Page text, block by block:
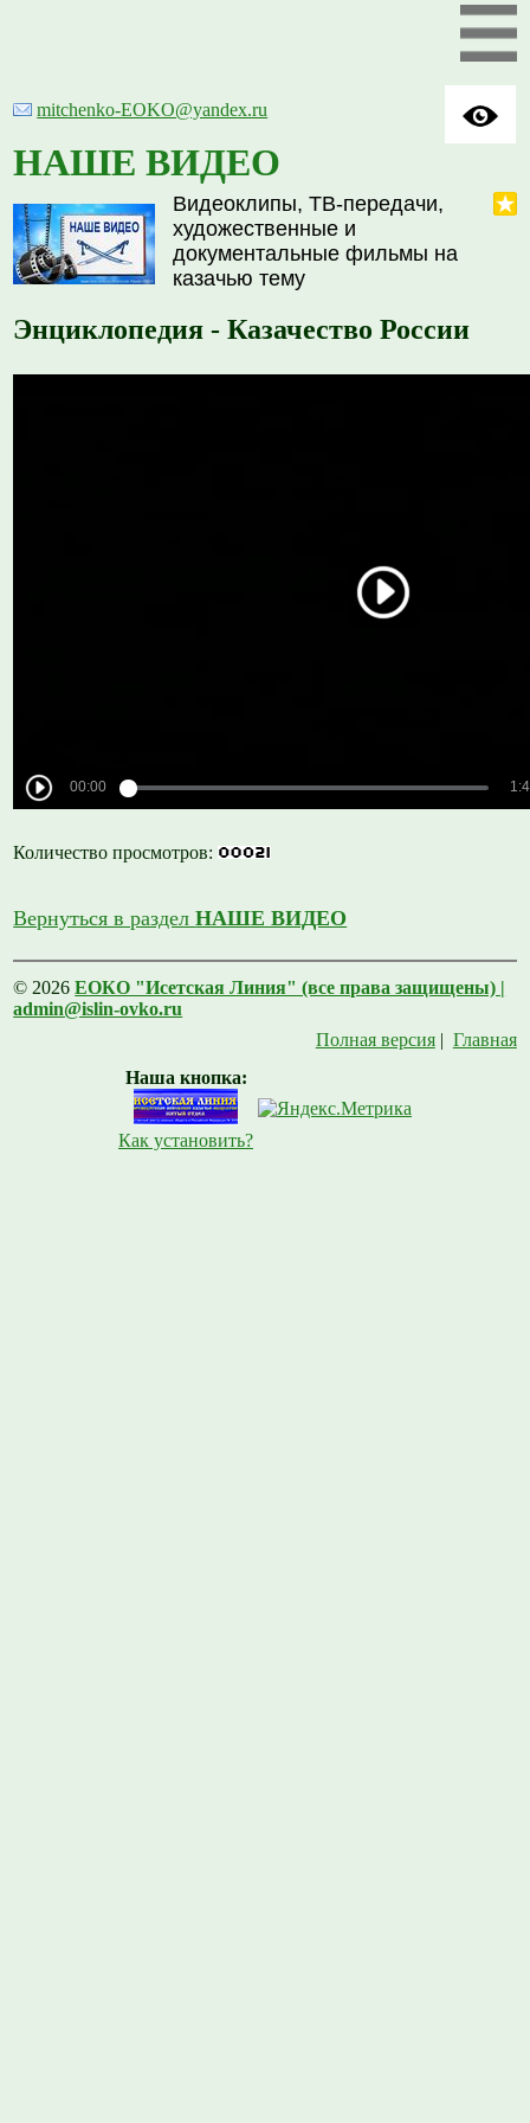
mitchenko-EOKO@yandex.ru
НАШЕ ВИДЕО
Видеоклипы, ТВ-передачи,
художественные и
документальные фильмы на
казачью тему
Энциклопедия - Казачество России
Количество просмотров:
Вернуться в разделНАШЕ ВИДЕО
© 2026ЕОКО "Исетская Линия" (все права защищены) |
admin@islin-ovko.ru
Полная версия| Главная
Наша кнопка:
Как установить?